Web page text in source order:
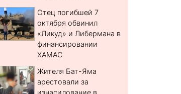
Отец погибшей 7
октября обвинил
«Ликуд» и Либермана в
финансировании
ХАМАС
Жителя Бат-Яма
арестовали за